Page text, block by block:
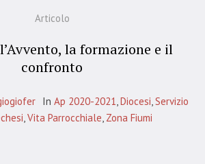
Articolo
la formazione e il
confronto
In Ap 2020-2021 Diocesi Servizio
Vita Parrocchiale Zona Fiumi